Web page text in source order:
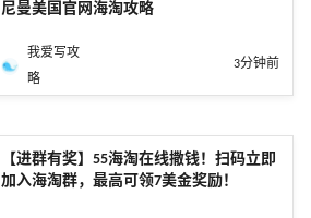
尼曼美国官网海淘攻略
我爱写攻
略
3分钟前
【进群有奖】55海淘在线撒钱！扫码立即
加入海淘群，最高可领7美金奖励！